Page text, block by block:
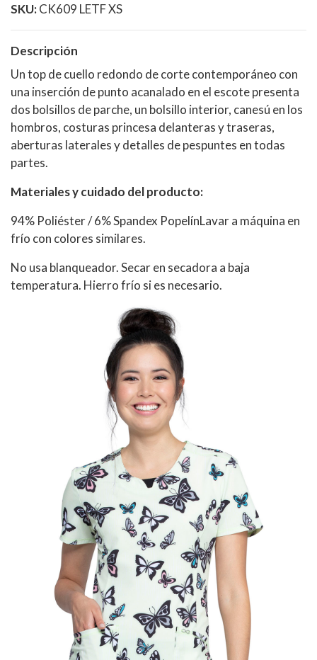
SKU:CK609 LETF XS
Descripción
Un top de cuello redondo de corte contemporáneo con
una inserción de punto acanalado en el escote presenta
dos bolsillos de parche, un bolsillo interior, canesú en los
hombros, costuras princesa delanteras y traseras,
aberturas laterales y detalles de pespuntes en todas
partes.
Materiales y cuidado del producto:
94% Poliéster / 6% Spandex PopelínLavar a máquina en
frío con colores similares.
No usa blanqueador. Secar en secadora a baja
temperatura. Hierro frío si es necesario.